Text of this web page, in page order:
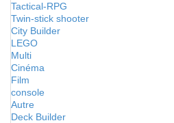
Tactical-RPG
Twin-stick shooter
City Builder
LEGO
Multi
Cinéma
Film
console
Autre
Deck Builder